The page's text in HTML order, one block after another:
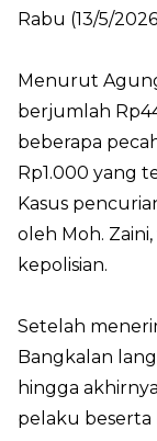
Rabu (13/5/
Menurut
berjumlah
beberapa
Rp1.000 yang
Kasus
oleh Moh.
kepolisian.
Setelah
Bangkalan
hingga
pelaku beserta